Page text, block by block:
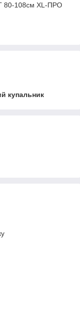
80-108см ХL-ПРО
купальник